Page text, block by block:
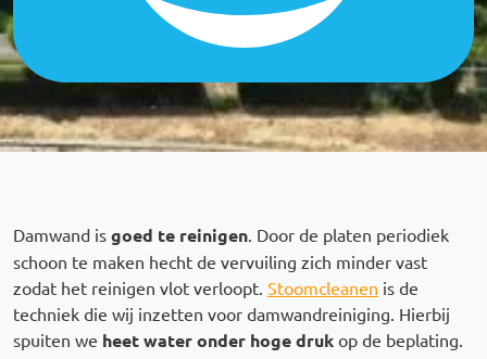
Damwand is goed te reinigen . Door de platen periodiek
schoon te maken hecht de vervuiling zich minder vast
zodat het reinigen vlot verloopt. Stoomcleanen is de
techniek die wij inzetten voor damwandreiniging. Hierbij
spuiten we heet water onder hoge druk op de beplating.